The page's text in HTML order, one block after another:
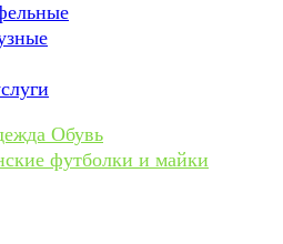
Обувь
футболки и майки